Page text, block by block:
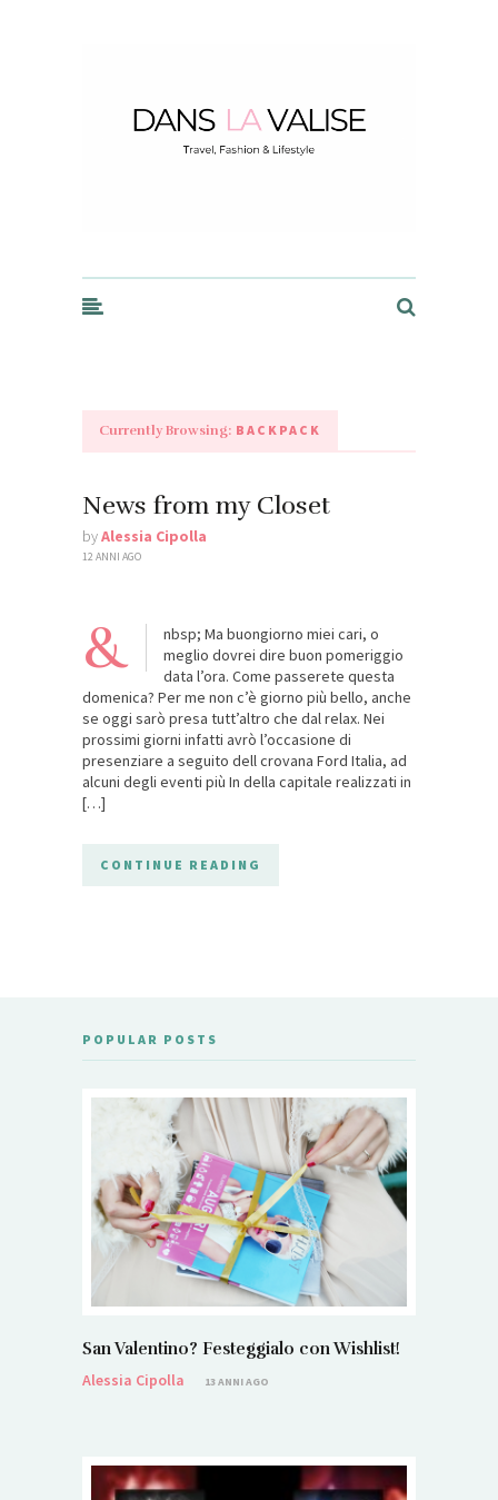
Currently Browsing: BACKPACK
News from my Closet
byAlessia Cipolla
12 ANNI AGO
&
nbsp; Ma buongiorno miei cari, o
meglio dovrei dire buon pomeriggio
data l’ora. Come passerete questa
domenica? Per me non c’è giorno più bello, anche
se oggi sarò presa tutt’altro che dal relax. Nei
prossimi giorni infatti avrò l’occasione di
presenziare a seguito dell crovana Ford Italia, ad
alcuni degli eventi più In della capitale realizzati in
[…]
CONTINUE READING
POPULAR POSTS
San Valentino? Festeggialo con Wishlist!
Alessia Cipolla
13 ANNI AGO